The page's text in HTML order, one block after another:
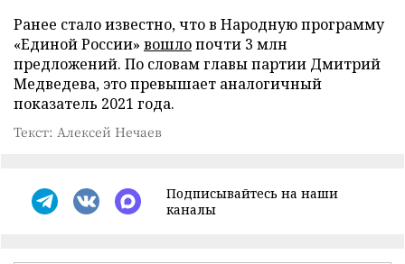
Ранее стало известно, что в Народную программу
«Единой России» вошлопочти 3 млн
предложений. По словам главы партии Дмитрий
Медведева, это превышает аналогичный
показатель 2021 года.
Текст: Алексей Нечаев
Подписывайтесь на наши
каналы